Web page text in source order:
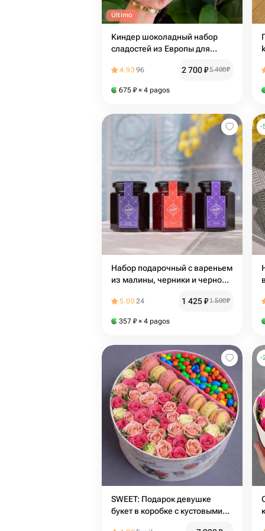
Último
Киндер шоколадный набор
сладостей из Европы для
детям, друзьям
4.9396 2 700₽5 400₽
675 ₽ × 4 pagos
Набор подарочный с вареньем
из малины, черники и черной
5.0024 1 425₽1 500₽
357 ₽ × 4 pagos
-
SWEET: Подарок девушке
букет в коробке с кустовыми
-